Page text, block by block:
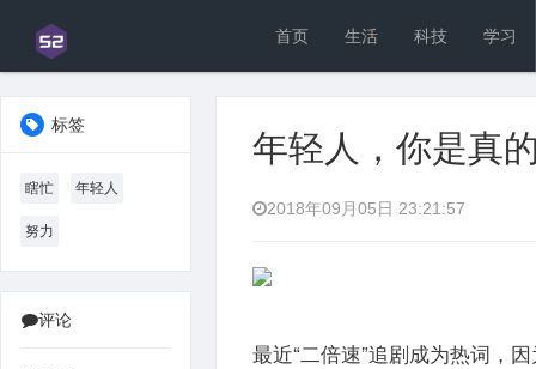
首页 生活 科技 学习
标签
瞎忙 年轻人
努力
评论
年轻人，你是真
2018年09月05日 23:21:57
最近“二倍速”追剧成为热词，